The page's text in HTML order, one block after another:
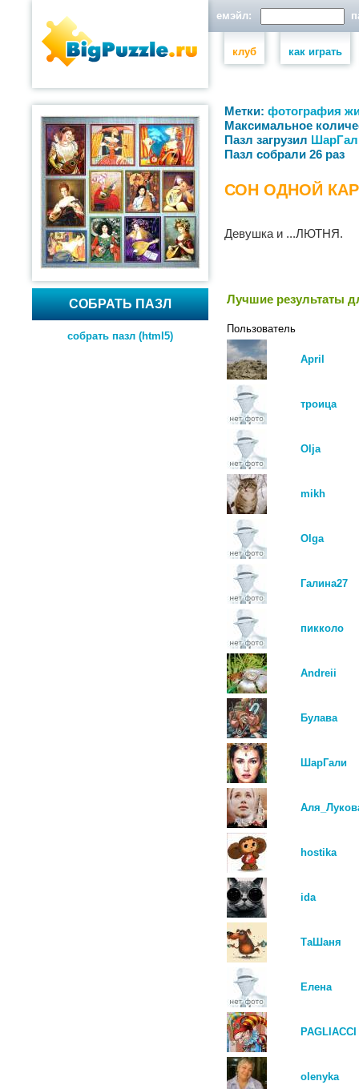
емэйл:
клуб как играть
СОБРАТЬ ПАЗЛ
собрать пазл (html5)
Метки: фотография
Максимальное
Пазл загрузил
Пазл собрали 26 раз
СОН ОДНОЙ
Девушка и ...ЛЮТНЯ.
Лучшие результаты
Пользователь
April
троица
Olja
mikh
Olga
Галина27
пикколо
Andreii
Булава
ШарГали
hostika
ida
ТаШаня
Елена
PAGLIACCI
olenyka